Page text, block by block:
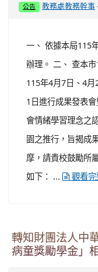
公告 教務處教務幹事
一、 依據本局115
辦理。 二、 查本
115年4月7日、4
1日進行成果發表
會情緒學習理念之
園之推行，旨揭成
摩，請貴校鼓勵所
如下： ...
觀看完
轉知財團法人中
病童獎勵學金」